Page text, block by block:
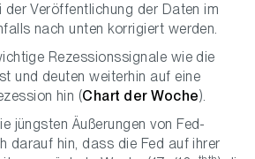
der Veröffentlichung der Daten im
nach unten korrigiert werden.
Rezessionssignale wie die
und deuten weiterhin auf eine
hin (Chart der Woche).
jüngsten Äußerungen von Fed-
darauf hin, dass die Fed auf ihrer